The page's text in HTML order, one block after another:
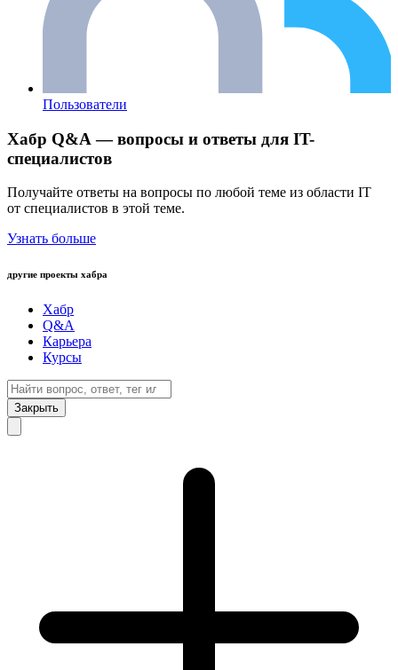
Пользователи
Хабр Q&A — вопросы и ответы для IT-
специалистов
Получайте ответы на вопросы по любой теме из области IT
от специалистов в этой теме.
Узнать больше
другие проекты хабра
Хабр
Q&A
Карьера
Курсы
Закрыть